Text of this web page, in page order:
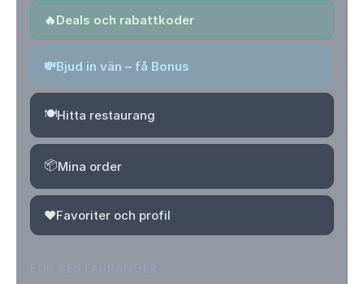
🔥Deals och rabattkoder
💸Bjud in vän – få Bonus
🍽️Hitta restaurang
📦Mina order
❤️Favoriter och profil